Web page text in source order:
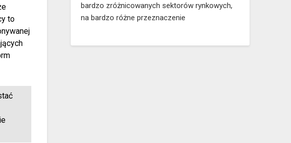
to
bardzo zróżnicowanych sektorów rynkowych,
na bardzo różne przeznaczenie